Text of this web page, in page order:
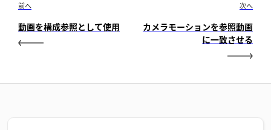
前へ
動画を構成参照として使用
次へ
カメラモーションを参照動画
に一致させる